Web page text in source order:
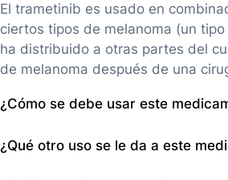
El trametinib es usado en
ciertos tipos de melanoma (un
ha distribuido a otras partes del
de melanoma después de una
¿Cómo se debe usar este
por vía oral; generalmente se
¿Qué otro uso se le da a este